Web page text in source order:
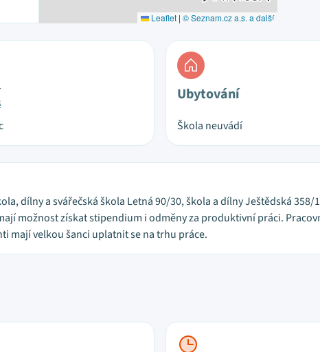
Leaflet | © Seznam.cz a.s. a další
Ubytování
Škola neuvádí
dílny a svářečská škola Letná 90/30, škola a dílny Ještědská 358/
možnost získat stipendium i odměny za produktivní práci.
mají velkou šanci uplatnit se na trhu práce.